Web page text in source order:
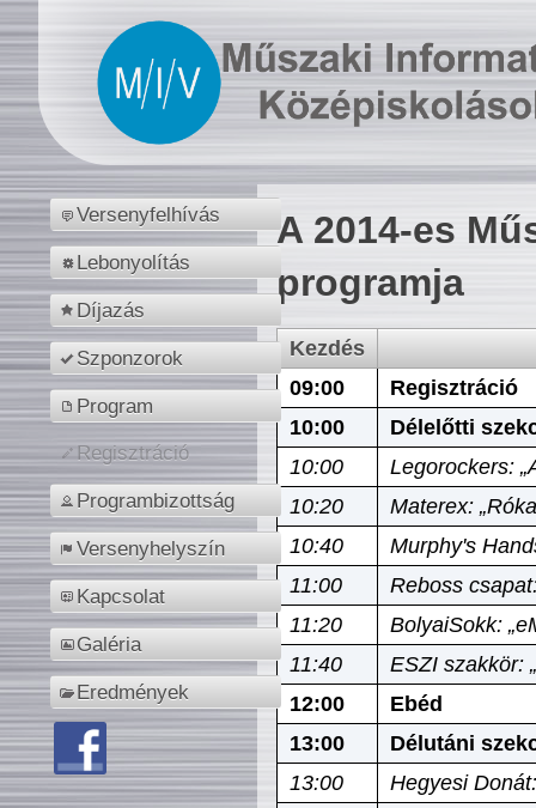
Versenyfelhívás
Lebonyolítás
Díjazás
Szponzorok
Program
Regisztráció
Programbizottság
Versenyhelyszín
Kapcsolat
Galéria
Eredmények
A 2014-es
programja
Kezdés
09:00
Regisztráció
10:00
Délelőtti
10:00
Legorockers:
10:20
Materex:
10:40
Murphy's
11:00
Reboss
11:20
BolyaiSokk:
11:40
ESZI szakkör:
12:00
Ebéd
13:00
Délutáni
13:00
Hegyesi